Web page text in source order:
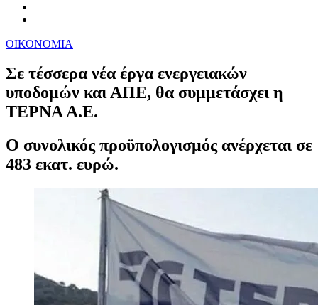
ΟΙΚΟΝΟΜΙΑ
Σε τέσσερα νέα έργα ενεργειακών
υποδομών και ΑΠΕ, θα συμμετάσχει η
ΤΕΡΝΑ Α.Ε.
Ο συνολικός προϋπολογισμός ανέρχεται σε
483 εκατ. ευρώ.